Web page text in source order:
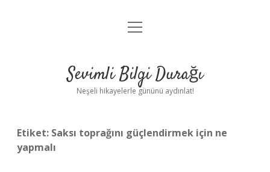
Anasayfa
Yasal Uyarı
menüyü
Sevimli Bilgi Durağı
Neşeli hikayelerle gününü aydınlat!
Etiket: Saksı toprağını güçlendirmek için ne
yapmalı